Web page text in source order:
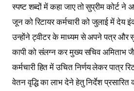
स्पष्ट शब्दों में कहा जाए तो सुप्रीम कोर्ट
जून को रिटायर कर्मचारी को जुलाई में देय
उन्होंने ट्वीटर के माध्यम से अपने पत्र और
कापी को संलग्न कर मुख्य सचिव अमिताभ
कर्मचारी हित में उचित निर्णय लेकर पात्र
वेतन वृद्धि का लाभ देने हेतु निर्देश